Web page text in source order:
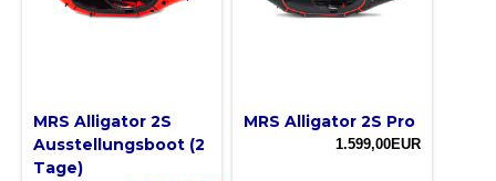
MRS Alligator 2S
Ausstellungsboot (2
Tage)
MRS Alligator 2S Pro
1.599,00EUR